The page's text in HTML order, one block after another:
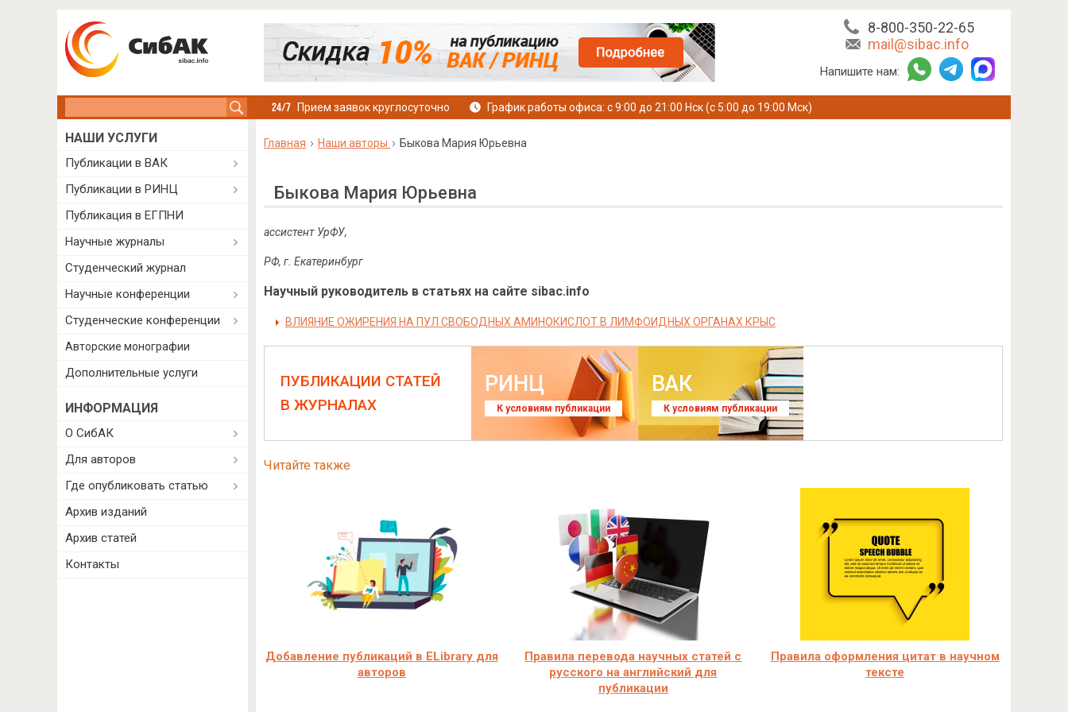
8-800-350-22-65
mail@sibac.info
Напишите нам:
Прием заявок круглосуточно График работы офиса: с 9:00 до 21:00 Нск (с 5:00 до 19:00 Мск)
Главная Наши авторы Быкова Мария Юрьевна
Быкова Мария Юрьевна
ассистент УрФУ,
РФ, г. Екатеринбург
Научный руководитель в статьях на сайте sibac.info
ВЛИЯНИЕ ОЖИРЕНИЯ НА ПУЛ СВОБОДНЫХ АМИНОКИСЛОТ В ЛИМФОИДНЫХ ОРГАНАХ КРЫС
ПУБЛИКАЦИИ СТАТЕЙ
В ЖУРНАЛАХ
РИНЦ
К условиям публикации
ВАК
К условиям публикации
Читайте также
Добавление публикаций в ELibrary для
авторов
Правила перевода научных статей с
русского на английский для
публикации
Правила оформления цитат в научном
тексте
НАШИ УСЛУГИ
Публикации в ВАК
Публикации в РИНЦ
Публикация в ЕГПНИ
Научные журналы
Студенческий журнал
Научные конференции
Студенческие конференции
Авторские монографии
Дополнительные услуги
ИНФОРМАЦИЯ
О СибАК
Для авторов
Где опубликовать статью
Архив изданий
Архив статей
Контакты